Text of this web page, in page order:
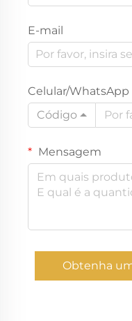
E-mail
Celular/WhatsApp
Código
Mensagem
Obtenha